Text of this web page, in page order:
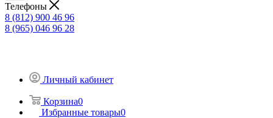
Телефоны
8 (812) 900 46 96
8 (965) 046 96 28
Личный кабинет
Корзина0
Избранные товары0